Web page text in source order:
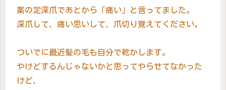
案の定深爪であとから「痛い」と言ってました。
深爪して、痛い思いして、爪切り覚えてください。
ついでに最近髪の毛も自分で乾かします。
やけどするんじゃないかと思ってやらせてなかった
けど、